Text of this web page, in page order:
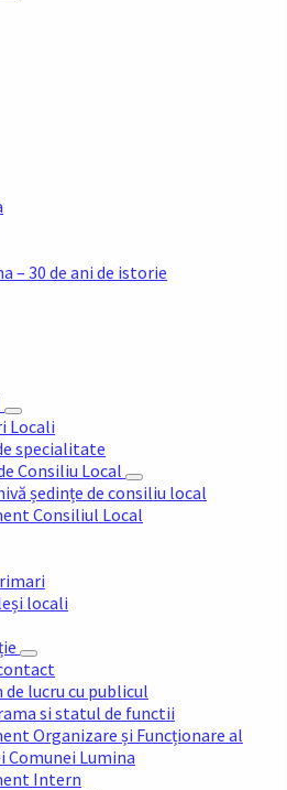
– 30 de ani de istorie
Locali
specialitate
Consiliu Local
ședințe de consiliu local
Consiliul Local
locali
lucru cu publicul
si statul de functii
Organizare și Funcționare al
Comunei Lumina
Intern